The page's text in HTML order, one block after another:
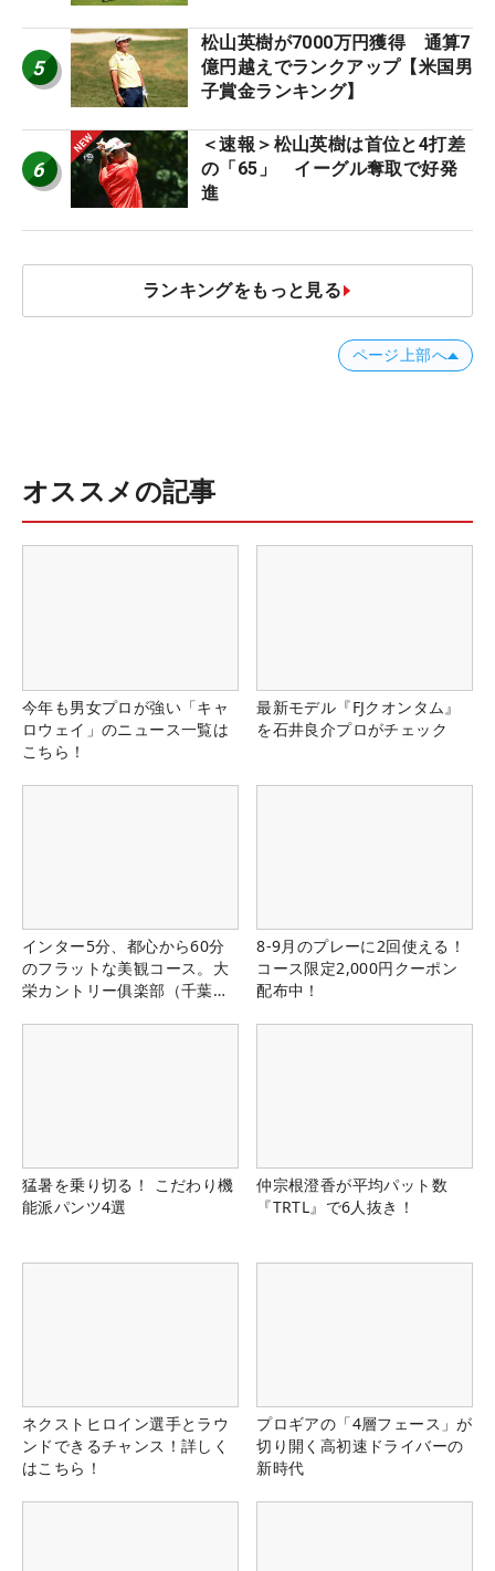
5
松山英樹が7000万円獲得 通算7
億円越えでランクアップ【米国男
子賞金ランキング】
6
＜速報＞松山英樹は首位と4打差
の「65」 イーグル奪取で好発
進
ランキングをもっと見る
ページ上部へ
オススメの記事
今年も男女プロが強い「キャ
ロウェイ」のニュース一覧は
こちら！
最新モデル『FJクオンタム』
を石井良介プロがチェック
インター5分、都心から60分
のフラットな美観コース。大
栄カントリー俱楽部（千葉
8-9月のプレーに2回使える！
コース限定2,000円クーポン
配布中！
猛暑を乗り切る！ こだわり機
能派パンツ4選
仲宗根澄香が平均パット数
『TRTL』で6人抜き！
ネクストヒロイン選手とラウ
ンドできるチャンス！詳しく
はこちら！
プロギアの「4層フェース」が
切り開く高初速ドライバーの
新時代